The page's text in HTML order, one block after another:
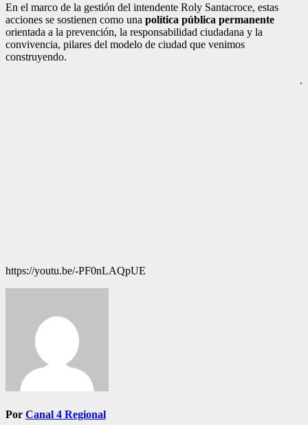
En el marco de la gestión del intendente Roly Santacroce, estas
acciones se sostienen como una política pública permanente
orientada a la prevención, la responsabilidad ciudadana y la
convivencia, pilares del modelo de ciudad que venimos
construyendo.
.
https://youtu.be/-PF0nLAQpUE
entradas
Por Canal 4 Regional